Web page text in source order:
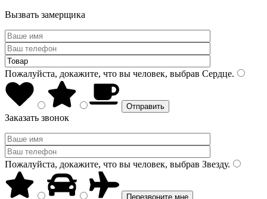
Вызвать замерщика
Пожалуйста, докажите, что вы человек, выбрав Сердце.
Заказать звонок
Пожалуйста, докажите, что вы человек, выбрав Звезду.